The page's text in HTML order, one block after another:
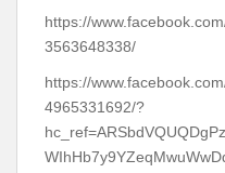
https://
3563648338/
https://
4965331692/?